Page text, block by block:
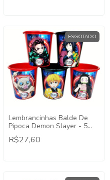
ESGOTADO
Lembrancinhas Balde De
Pipoca Demon Slayer - 5
Unidades
R$27,60